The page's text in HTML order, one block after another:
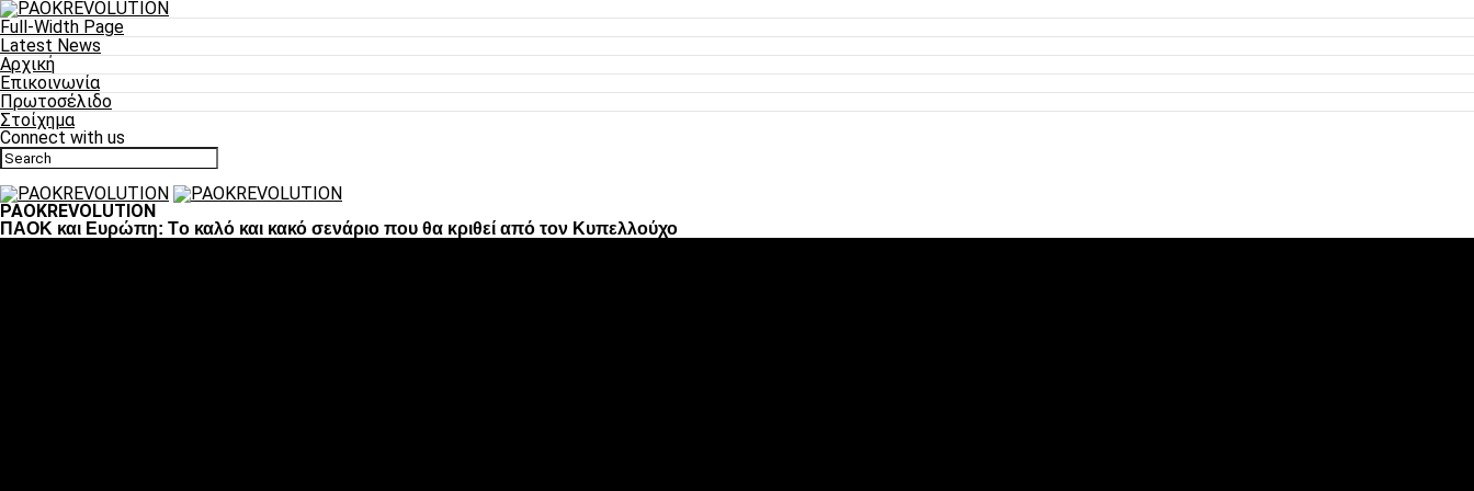
Full-Width Page
Latest News
Αρχική
Επικοινωνία
Πρωτοσέλιδο
Στοίχημα
Connect with us
PAOKREVOLUTION
ΠΑΟΚ και Ευρώπη: Tο καλό και κακό σενάριο που θα κριθεί από τον Κυπελλούχο